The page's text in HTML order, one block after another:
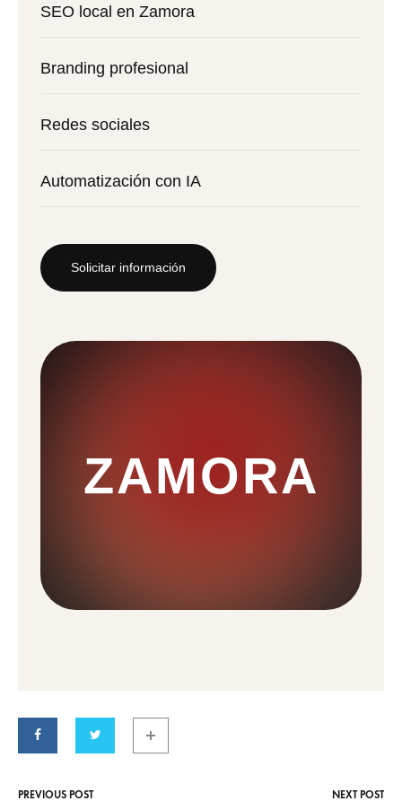
SEO local en Zamora
Branding profesional
Redes sociales
Automatización con IA
Solicitar información
ZAMORA
PREVIOUS POST NEXT POST